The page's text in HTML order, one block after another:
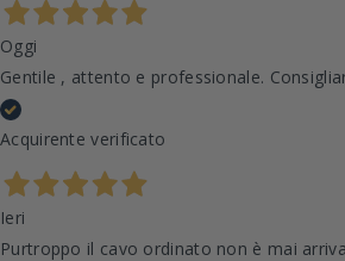
Oggi
Gentile , attento e professionale.
Acquirente verificato
Ieri
Purtroppo il cavo ordinato non è mai